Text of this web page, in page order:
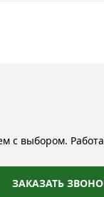
выбором.
ЗАКАЗАТЬ